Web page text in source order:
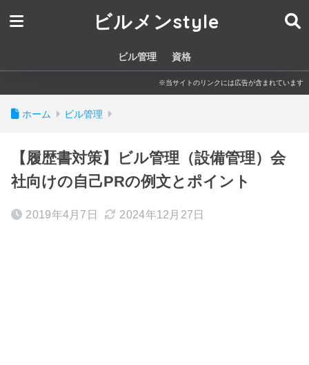
ビルメンstyle
ビル管理 資格
※当サイトのリンクには広告が含まれています
ホーム ビル管理
【履歴書対策】ビル管理（設備管理）会
社向けの自己PRの例文とポイント
2019年4月7日 2024年12月27日